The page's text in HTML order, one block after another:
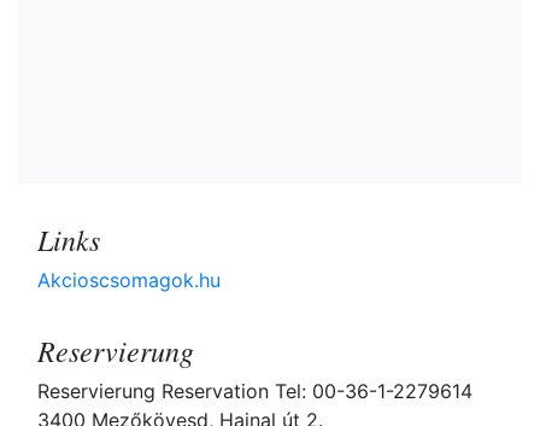
Links
Akcioscsomagok.hu
Reservierung
Reservierung Reservation Tel: 00-36-1-2279614
3400 Mezőkövesd, Hajnal út 2.